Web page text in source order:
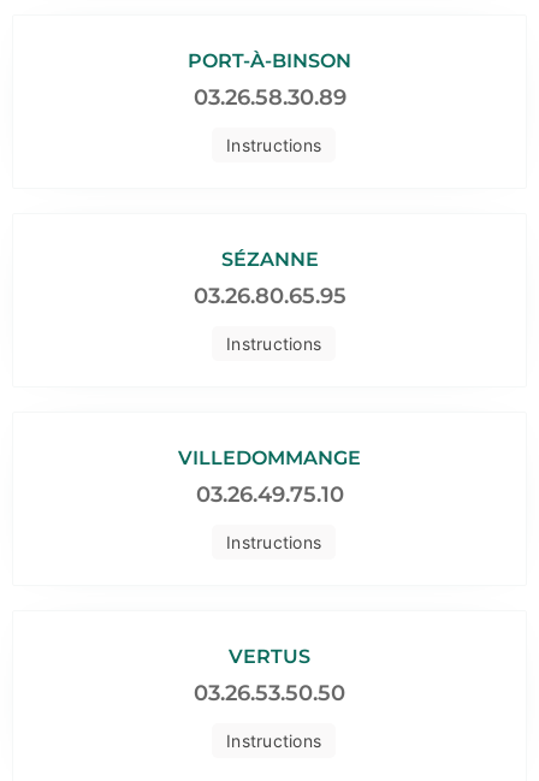
Instructions
PORT-À-BINSON
03.26.58.30.89
Instructions
SÉZANNE
03.26.80.65.95
Instructions
VILLEDOMMANGE
03.26.49.75.10
Instructions
VERTUS
03.26.53.50.50